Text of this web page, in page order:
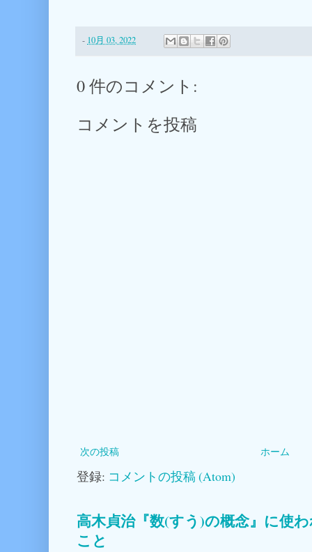
- 10月 03, 2022
0 件のコメント:
コメントを投稿
次の投稿 ホーム
登録: コメントの投稿 (Atom)
高木貞治『数(すう)の概念』に使
こと